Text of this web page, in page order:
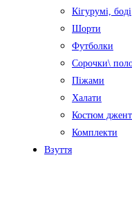
Кігурумі, боді
Шорти
Футболки
Сорочки\
Піжами
Халати
Костюм
Комплекти
Взуття